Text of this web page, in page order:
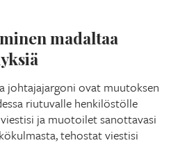
madaltaa
johtajajargoni ovat muutoksen
riutuvalle henkilöstölle
ja muotoilet sanottavasi
tehostat viestisi